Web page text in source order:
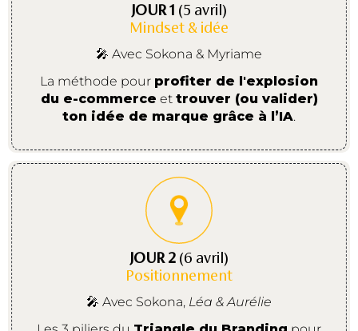
JOUR 1 (5 avril)
Mindset & idée
🎤 Avec Sokona & Myriame
La méthode pour profiter de l'explosion
du e-commerce et trouver (ou valider)
ton idée de marque grâce à l’IA.
JOUR 2 (6 avril)
Positionnement
🎤 Avec Sokona, Léa & Aurélie